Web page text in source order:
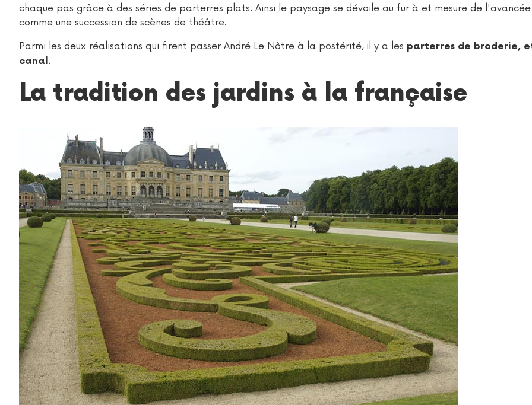
chaque pas grâce à des séries de parterres plats. Ainsi le paysage se dévoile au fur à et mesure de l'avancée
comme une succession de scènes de théâtre.
Parmi les deux réalisations qui firent passer André Le Nôtre à la postérité, il y a les parterres de broderie,
canal.
La tradition des jardins à la française